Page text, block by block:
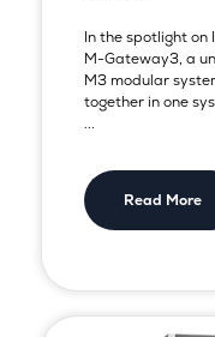
In the spotlight on
M-Gateway3, a
M3 modular
together in one
...
Read More